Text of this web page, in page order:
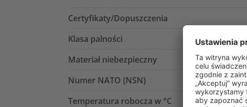
Certyfikaty/Dopuszczenia
Klasa palności
Materiał niebezpieczny
Numer NATO (NSN)
Temperatura robocza w °C